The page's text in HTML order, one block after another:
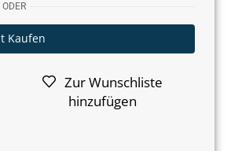
ODER
Kaufen
Zur Wunschliste
hinzufügen